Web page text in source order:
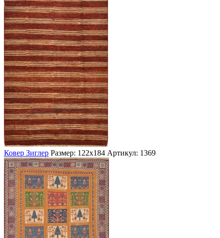
Ковер Зиглер Размер: 122х184 Артикул: 1369